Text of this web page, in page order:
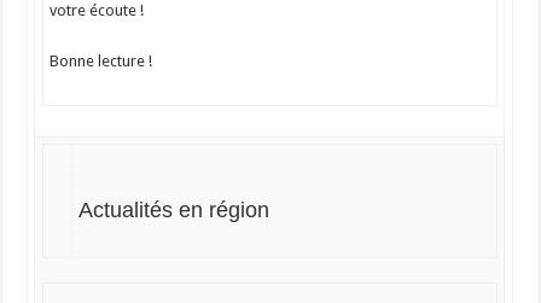
votre écoute !
Bonne lecture !
Actualités en région